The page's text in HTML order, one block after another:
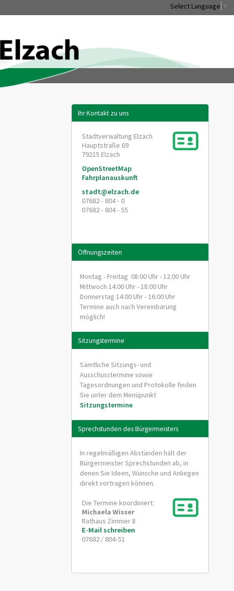
Select Language
Ihr Kontakt zu uns
Stadtverwaltung Elzach
Hauptstraße 69
79215 Elzach
OpenStreetMap
Fahrplanauskunft
stadt@elzach.de
07682 - 804 - 0
07682 - 804 - 55
Öffnungszeiten
Montag - Freitag 08:00 Uhr - 12:00 Uhr
Mittwoch 14:00 Uhr - 18:00 Uhr
Donnerstag 14:00 Uhr - 16:00 Uhr
Termine auch nach Vereinbarung
möglich!
Sitzungstermine
Sämtliche Sitzungs- und
Ausschusstermine sowie
Tagesordnungen und Protokolle finden
Sie unter dem Menüpunkt
Sitzungstermine.
Sprechstunden des Bürgermeisters
In regelmäßigen Abständen hält der
Bürgermeister Sprechstunden ab, in
denen Sie Ideen, Wünsche und Anliegen
direkt vortragen können.
Die Termine koordiniert:
Michaela Wisser
Rathaus Zimmer 8
E-Mail schreiben
07682 / 804-51